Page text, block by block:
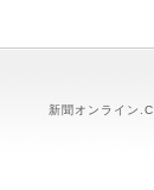
新聞オンライン